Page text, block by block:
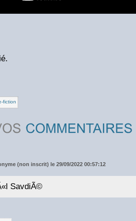
fiction
(non inscrit) le 29/09/2022 00:57:12
SavdiÃ©